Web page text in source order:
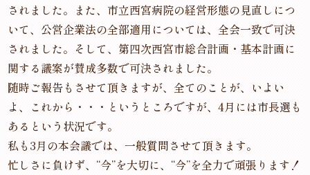
されました。また、市立西宮病院の経営形態の見直しにつ
いて、公営企業法の全部適用については、全会一致で可決
されました。そして、第四次西宮市総合計画・基本計画に
関する議案が賛成多数で可決されました。
随時ご報告もさせて頂きますが、全てのことが、いよい
よ、これから・・・というところですが、4月には市長選も
あるという状況です。
私も3月の本会議では、一般質問させて頂きます。
忙しさに負けず、“今”を大切に、“今”を全力で頑張ります！